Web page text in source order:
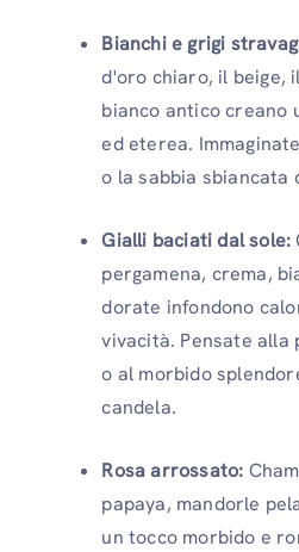
Bianchi e grigi
d'oro chiaro, il beige,
bianco antico creano
ed eterea.
o la sabbia sbiancata
Gialli baciati dal sole:
pergamena, crema,
dorate infondono
vivacità. Pensate alla
o al morbido
candela.
Rosa arrossato:
papaya, mandorle
un tocco morbido e